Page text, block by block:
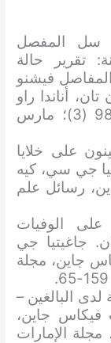
سل المفصل
تقرير حالة
فيشنو
أناندا راو
بي إتش، مجلة JIMA المجلد 98 (3)؛ مارس
على خلايا
جي سي، كيه
رسائل علم
الوفيات
جاغيتيا جي
جاين، مجلة
البالغين –
فيكاس جاين،
مجلة الإمارات